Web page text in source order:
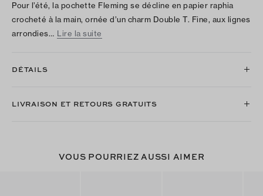
Pour l’été, la pochette Fleming se décline en papier raphia
crocheté à la main, ornée d’un charm Double T. Fine, aux lignes
arrondies… Lire la suite
DÉTAILS
LIVRAISON ET RETOURS GRATUITS
VOUS POURRIEZ AUSSI AIMER